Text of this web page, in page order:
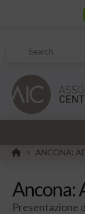
Search
HOME
> ANCONA:
Ancona:
Presentazione